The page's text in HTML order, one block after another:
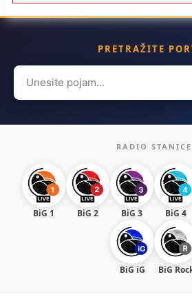
PRETRAŽITE
Search
for:
RADIO STANICE
BiG 1 BiG 2 BiG 3 BiG 4
BiG iG BiG